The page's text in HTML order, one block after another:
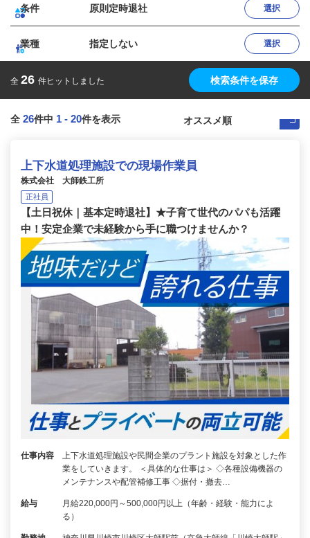
条件 原則定時退社 選択
業種 指定しない 選択
全 26 件ヒットしました 検索条件を保存
全 26件中 1 - 20件を表示
上下水道処理施設での現場作業員
株式会社 大師鉄工所
正社員
【土日祝休｜基本定時退社】★子育て世代のパパも活躍
中！安定企業で未経験から手に職つけませんか？
仕事内容
上下水道処理施設や民間企業のプラント施設を対象とした作
業をしていきます。 ＜具体的な仕事は＞ ◇各種設備機器の
メンテナンスや配管補修工事 ◇据付・撤去…
給与
月給220,000円～500,000円以上（年齢・経験・能力によ
る）